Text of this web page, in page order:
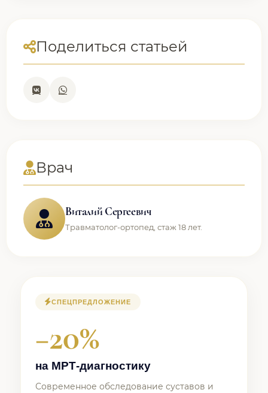
Поделиться статьей
Врач
Виталий Сергеевич
Травматолог-ортопед, стаж 18 лет.
СПЕЦПРЕДЛОЖЕНИЕ
−20%
на МРТ-диагностику
Современное обследование суставов и